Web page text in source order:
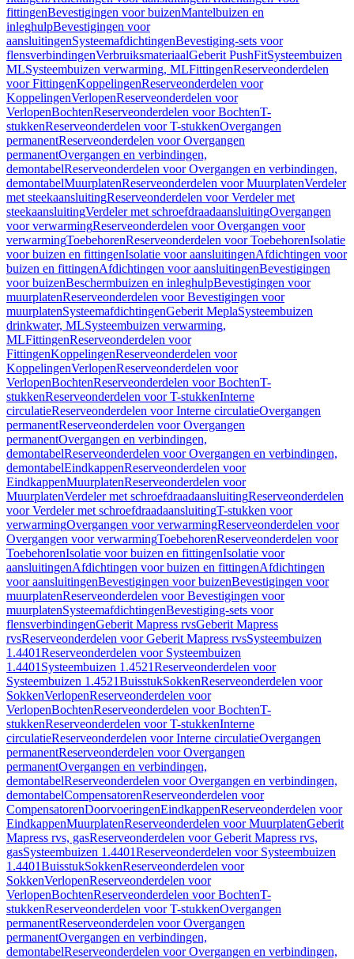
fittingenBevestigingen voor buizenMantelbuizen en
inleghulpBevestigingen voor
aansluitingenSysteemafdichtingenBevestiging-sets voor
flensverbindingenVerbruiksmateriaalGeberit PushFitSysteembuizen
MLSysteembuizen verwarming, MLFittingenReserveonderdelen
voor FittingenKoppelingenReserveonderdelen voor
KoppelingenVerlopenReserveonderdelen voor
VerlopenBochtenReserveonderdelen voor BochtenT-
stukkenReserveonderdelen voor T-stukkenOvergangen
permanentReserveonderdelen voor Overgangen
permanentOvergangen en verbindingen,
demontabelReserveonderdelen voor Overgangen en verbindingen,
demontabelMuurplatenReserveonderdelen voor MuurplatenVerdeler
met steekaansluitingReserveonderdelen voor Verdeler met
steekaansluitingVerdeler met schroefdraadaansluitingOvergangen
voor verwarmingReserveonderdelen voor Overgangen voor
verwarmingToebehorenReserveonderdelen voor ToebehorenIsolatie
voor buizen en fittingenIsolatie voor aansluitingenAfdichtingen voor
buizen en fittingenAfdichtingen voor aansluitingenBevestigingen
voor buizenBeschermbuizen en inleghulpBevestigingen voor
muurplatenReserveonderdelen voor Bevestigingen voor
muurplatenSysteemafdichtingenGeberit MeplaSysteembuizen
drinkwater, MLSysteembuizen verwarming,
MLFittingenReserveonderdelen voor
FittingenKoppelingenReserveonderdelen voor
KoppelingenVerlopenReserveonderdelen voor
VerlopenBochtenReserveonderdelen voor BochtenT-
stukkenReserveonderdelen voor T-stukkenInterne
circulatieReserveonderdelen voor Interne circulatieOvergangen
permanentReserveonderdelen voor Overgangen
permanentOvergangen en verbindingen,
demontabelReserveonderdelen voor Overgangen en verbindingen,
demontabelEindkappenReserveonderdelen voor
EindkappenMuurplatenReserveonderdelen voor
MuurplatenVerdeler met schroefdraadaansluitingReserveonderdelen
voor Verdeler met schroefdraadaansluitingT-stukken voor
verwarmingOvergangen voor verwarmingReserveonderdelen voor
Overgangen voor verwarmingToebehorenReserveonderdelen voor
ToebehorenIsolatie voor buizen en fittingenIsolatie voor
aansluitingenAfdichtingen voor buizen en fittingenAfdichtingen
voor aansluitingenBevestigingen voor buizenBevestigingen voor
muurplatenReserveonderdelen voor Bevestigingen voor
muurplatenSysteemafdichtingenBevestiging-sets voor
flensverbindingenGeberit Mapress rvsGeberit Mapress
rvsReserveonderdelen voor Geberit Mapress rvsSysteembuizen
1.4401Reserveonderdelen voor Systeembuizen
1.4401 Systeembuizen 1.4521Reserveonderdelen voor
Systeembuizen 1.4521BuisstukSokkenReserveonderdelen voor
SokkenVerlopenReserveonderdelen voor
VerlopenBochtenReserveonderdelen voor BochtenT-
stukkenReserveonderdelen voor T-stukkenInterne
circulatieReserveonderdelen voor Interne circulatieOvergangen
permanentReserveonderdelen voor Overgangen
permanentOvergangen en verbindingen,
demontabelReserveonderdelen voor Overgangen en verbindingen,
demontabelCompensatorenReserveonderdelen voor
CompensatorenDoorvoeringenEindkappenReserveonderdelen voor
EindkappenMuurplatenReserveonderdelen voor MuurplatenGeberit
Mapress rvs, gasReserveonderdelen voor Geberit Mapress rvs,
gasSysteembuizen 1.4401Reserveonderdelen voor Systeembuizen
1.4401BuisstukSokkenReserveonderdelen voor
SokkenVerlopenReserveonderdelen voor
VerlopenBochtenReserveonderdelen voor BochtenT-
stukkenReserveonderdelen voor T-stukkenOvergangen
permanentReserveonderdelen voor Overgangen
permanentOvergangen en verbindingen,
demontabelReserveonderdelen voor Overgangen en verbindingen,